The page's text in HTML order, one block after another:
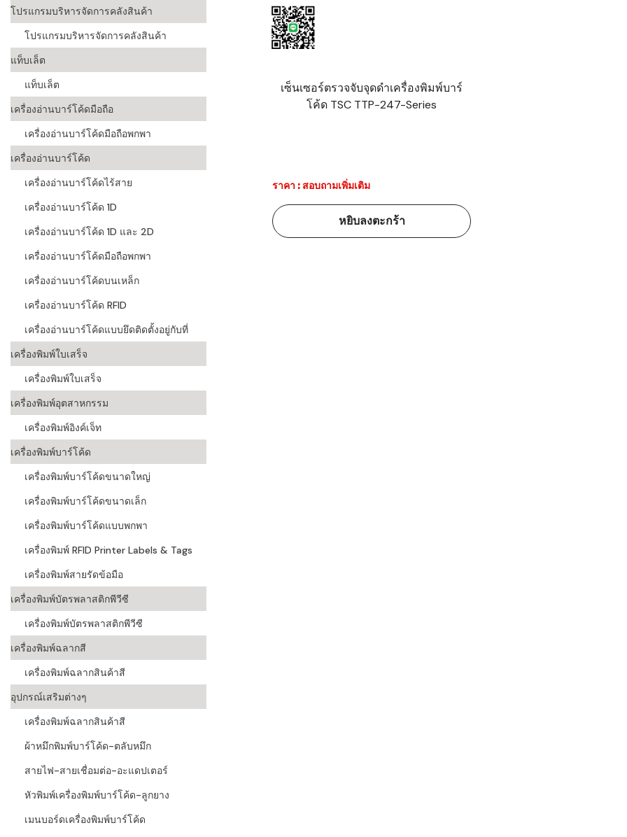
ระบบบาร์โค้ดใน
อุตสาหกรรมยานยนต์
ระบบบาร์โค้ดใน
แพทย์
ระบบบาร์โค้ดในด้านการ
โปรแกรมบริหารจัดการคลังสินค้า
โปรแกรมบริหารจัดการคลังสินค้า
แท็บเล็ต
แท็บเล็ต
เครื่องอ่านบาร์โค้ดมือถือ
เครื่องอ่านบาร์โค้ดมือถือพกพา
เครื่องอ่านบาร์โค้ด
เครื่องอ่านบาร์โค้ดไร้สาย
เครื่องอ่านบาร์โค้ด 1D
เครื่องอ่านบาร์โค้ด 1D และ 2D
เครื่องอ่านบาร์โค้ดมือถือพกพา
เครื่องอ่านบาร์โค้ดบนเหล็ก
เครื่องอ่านบาร์โค้ด RFID
เครื่องอ่านบาร์โค้ดแบบยึดติดตั้งอยู่กับที่
เครื่องพิมพ์ใบเสร็จ
เครื่องพิมพ์ใบเสร็จ
เครื่องพิมพ์อุตสาหกรรม
เครื่องพิมพ์อิงค์เจ็ท
เครื่องพิมพ์บาร์โค้ด
เครื่องพิมพ์บาร์โค้ดขนาดใหญ่
เครื่องพิมพ์บาร์โค้ดขนาดเล็ก
เครื่องพิมพ์บาร์โค้ดแบบพกพา
เครื่องพิมพ์ RFID Printer Labels & Tags
เครื่องพิมพ์สายรัดข้อมือ
เครื่องพิมพ์บัตรพลาสติกพีวีซี
เครื่องพิมพ์บัตรพลาสติกพีวีซี
เครื่องพิมพ์ฉลากสี
เครื่องพิมพ์ฉลากสินค้าสี
อุปกรณ์เสริมต่างๆ
เครื่องพิมพ์ฉลากสินค้าสี
ผ้าหมึกพิมพ์บาร์โค้ด-ตลับหมึก
สายไฟ-สายเชื่อมต่อ-อะแดปเตอร์
หัวพิมพ์เครื่องพิมพ์บาร์โค้ด-ลูกยาง
เมนบอร์ดเครื่องพิมพ์บาร์โค้ด
เซ็นเซอร์ตรวจจับจุดดำเครื่องพิมพ์บาร์
โค้ด TSC TTP-247-Series
ราคา : สอบถามเพิ่มเติม
หยิบลงตะกร้า